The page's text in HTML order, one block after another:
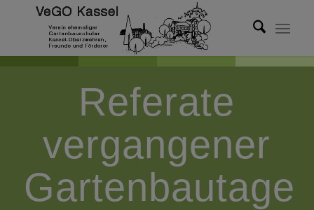
Referate
vergangener
Gartenbautage